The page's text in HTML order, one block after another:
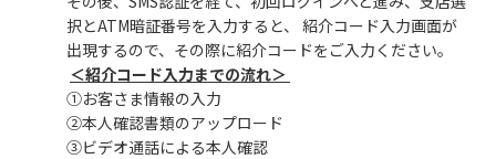
択とATM暗証番号を入力すると、 紹介コード入力画面が
出現するので、その際に紹介コードをご入力ください。
＜紹介コード入力までの流れ＞
①お客さま情報の入力
②本人確認書類のアップロード
③ビデオ通話による本人確認